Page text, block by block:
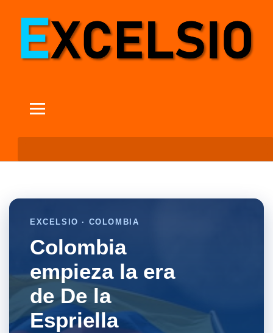
EXCELSIO · COLOMBIA
Colombia
empieza la era
de De la
Espriella